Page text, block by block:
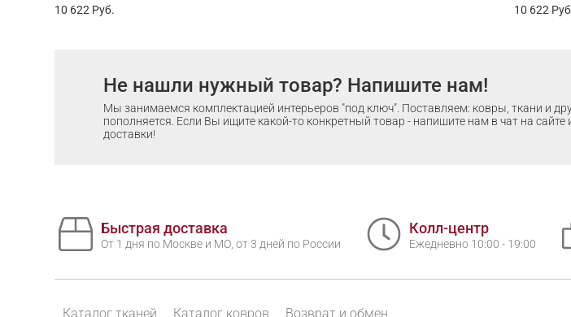
10 622 Руб. 10 622
Не нашли нужный товар? Напишите нам!
Мы занимаемся комплектацией интерьеров "под ключ". Поставляем: ковры, ткани и
пополняется. Если Вы ищите какой-то конкретный товар - напишите нам в чат на
доставки!
Быстрая доставка
От 1 дня по Москве и МО, от 3 дней по России
Колл-центр
Ежедневно 10:00 - 19:00
Каталог тканей Каталог ковров Возврат и обмен